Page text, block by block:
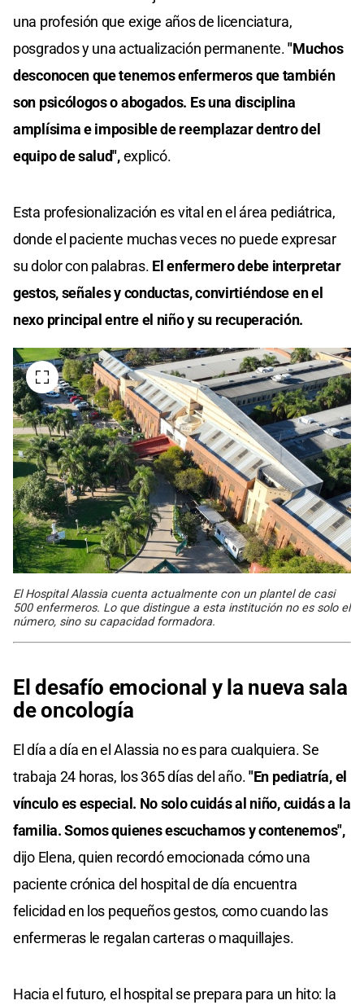
una profesión que exige años de licenciatura,
posgrados y una actualización permanente."Muchos
desconocen que tenemos enfermeros que también
son psicólogos o abogados. Es una disciplina
amplísima e imposible de reemplazar dentro del
equipo de salud",explicó.
Esta profesionalización es vital en el área pediátrica,
donde el paciente muchas veces no puede expresar
su dolor con palabras. El enfermero debe interpretar
gestos, señales y conductas, convirtiéndose en el
nexo principal entre el niño y su recuperación.
El Hospital Alassia cuenta actualmente con un plantel de casi
500 enfermeros. Lo que distingue a esta institución no es solo el
número, sino su capacidad formadora.
El desafío emocional y la nueva sala
de oncología
El día a día en el Alassia no es para cualquiera. Se
trabaja 24 horas, los 365 días del año."En pediatría, el
vínculo es especial. No solo cuidás al niño, cuidás a la
familia. Somos quienes escuchamos y contenemos",
dijo Elena, quien recordó emocionada cómo una
paciente crónica del hospital de día encuentra
felicidad en los pequeños gestos, como cuando las
enfermeras le regalan carteras o maquillajes.
Hacia el futuro, el hospital se prepara para un hito: la